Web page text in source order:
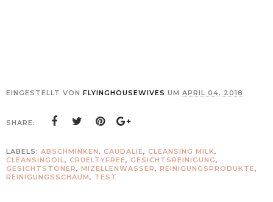
EINGESTELLT VON FLYINGHOUSEWIVES UM APRIL 04, 2018
SHARE:
LABELS: ABSCHMINKEN, CAUDALIE, CLEANSING MILK,
CLEANSINGOIL, CRUELTYFREE, GESICHTSREINIGUNG,
GESICHTSTONER, MIZELLENWASSER, REINIGUNGSPRODUKTE,
REINIGUNGSSCHAUM, TEST